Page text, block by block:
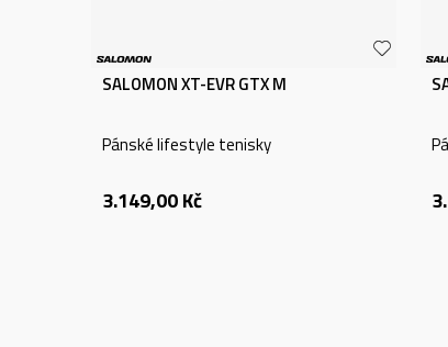
SALOMON XT-EVR GTX M
Pánské lifestyle tenisky
3.149,00Kč